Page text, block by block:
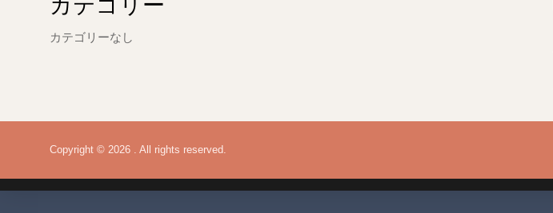
カテゴリーなし
Copyright © 2026 . All rights reserved.